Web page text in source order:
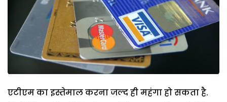
एटीएम का इस्तेमाल करना जल्द ही महंगा हो सकता है.